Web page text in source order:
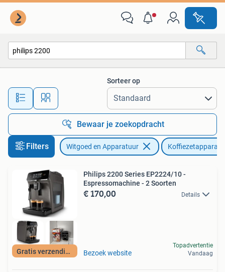
Alle afstanden…
Sorteer op
Bewaar je zoekopdracht
Filters Witgoed en Apparatuur
Gratis verzending
Philips 2200 Series EP2224/10 -
Espressomachine - 2 Soorten
€ 170,00 Details
Bezoek website
Topadvertentie
Vandaag